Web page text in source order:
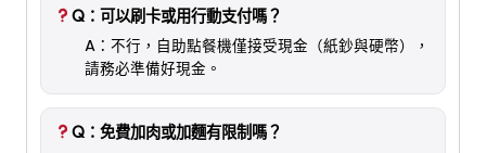
Q：可以刷卡或用行動支付嗎？
A：不行，自助點餐機僅接受現金（紙鈔與硬幣），
請務必準備好現金。
Q：免費加肉或加麵有限制嗎？